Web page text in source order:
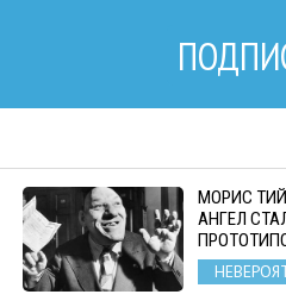
МОРИС
АНГЕЛ